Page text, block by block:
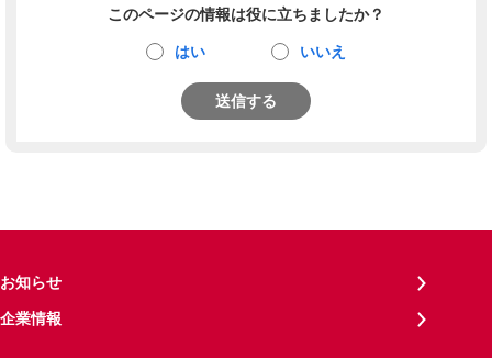
このページの情報は役に立ちましたか？
はい いいえ
送信する
お知らせ
企業情報